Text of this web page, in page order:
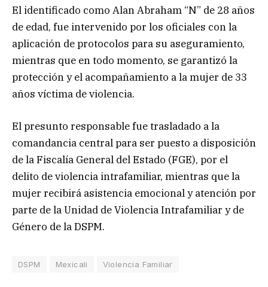
El identificado como Alan Abraham “N” de 28 años
de edad, fue intervenido por los oficiales con la
aplicación de protocolos para su aseguramiento,
mientras que en todo momento, se garantizó la
protección y el acompañamiento a la mujer de 33
años víctima de violencia.
El presunto responsable fue trasladado a la
comandancia central para ser puesto a disposición
de la Fiscalía General del Estado (FGE), por el
delito de violencia intrafamiliar, mientras que la
mujer recibirá asistencia emocional y atención por
parte de la Unidad de Violencia Intrafamiliar y de
Género de la DSPM.
DSPM Mexicali Violencia Familiar